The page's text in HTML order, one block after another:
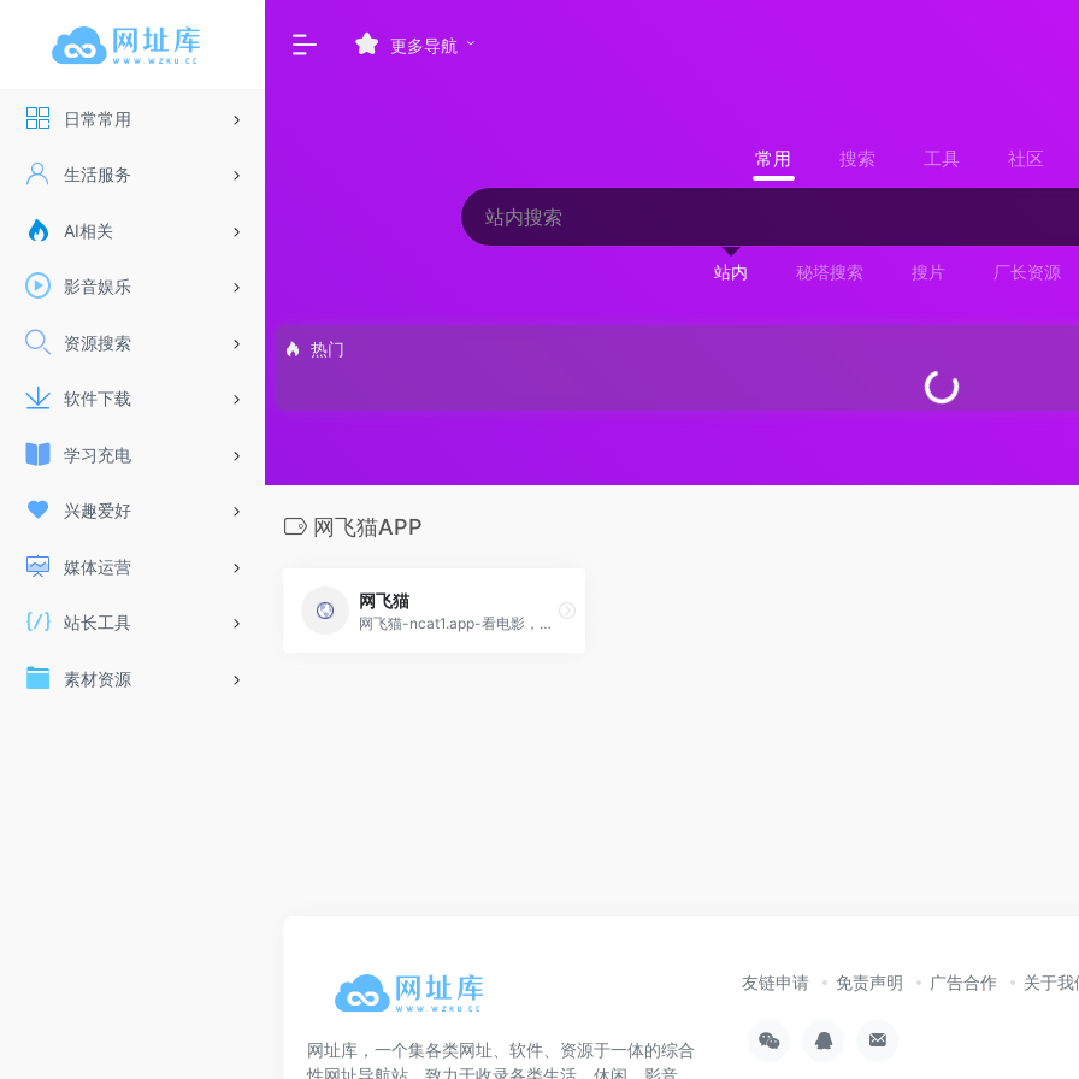
日常常用
生活服务
AI相关
影音娱乐
资源搜索
软件下载
学习充电
兴趣爱好
媒体运营
站长工具
素材资源
更多导航
常用 搜索 工具 社区
站内 秘塔搜索 搜片 厂长资源
热门
网飞猫APP
网飞猫
网飞猫-ncat1.app-看电影，可以改变人生！奈飞Netflix免费看，每天更新热火欧美日韩剧，最新韩国电影，在线免费电影网，VIP视频免费看！
网址库，一个集各类网址、软件、资源于一体的综合
性网址导航站，致力于收录各类生活、休闲、影音、
友链申请 免责声明 广告合作 关于我